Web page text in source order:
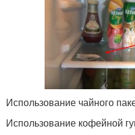
Использование чайного
Использование кофейной